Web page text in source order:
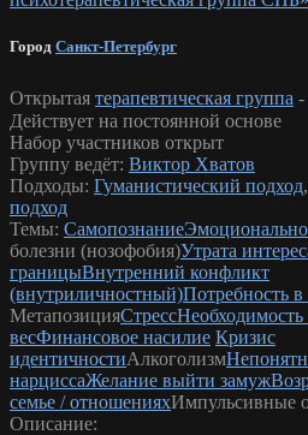
Город Санкт-Петербург
Открытая терапевтическая группа -
Действует на постоянной основе
Набор участников открыт
Группу ведёт: Виктор Хватов
Подходы: Гуманистический подход,
подход
Темы: Самопознание
болезни (нозофобия)Утрата
границыВнутренний конфликт
(внутриличностный)Потребность
МетапозицияСтрессНеобходимость
весФинансовое насилие Кризис
идентичностиАлкоголизм
нарциссаЖелание выйти замуж
семье / отношенияхИмпульсивные
Описание: